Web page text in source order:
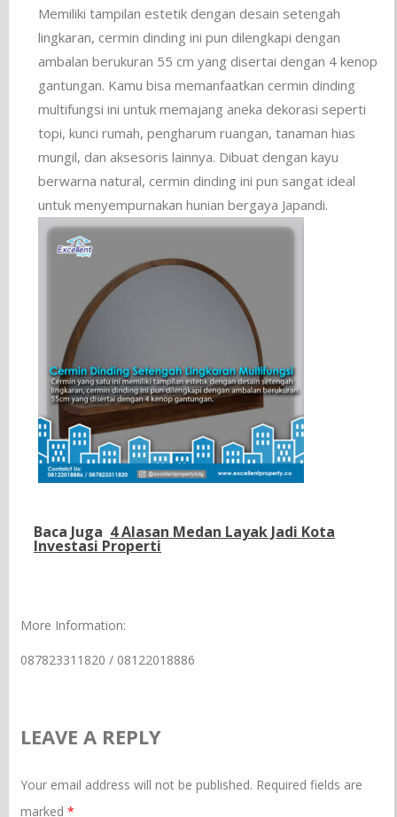
Memiliki tampilan estetik dengan desain setengah
lingkaran, cermin dinding ini pun dilengkapi dengan
ambalan berukuran 55 cm yang disertai dengan 4 kenop
gantungan. Kamu bisa memanfaatkan cermin dinding
multifungsi ini untuk memajang aneka dekorasi seperti
topi, kunci rumah, pengharum ruangan, tanaman hias
mungil, dan aksesoris lainnya. Dibuat dengan kayu
berwarna natural, cermin dinding ini pun sangat ideal
untuk menyempurnakan hunian bergaya Japandi.
Baca Juga 4 Alasan Medan Layak Jadi Kota
Investasi Properti
More Information:
087823311820 / 08122018886
LEAVE A REPLY
Your email address will not be published. Required fields are
marked*